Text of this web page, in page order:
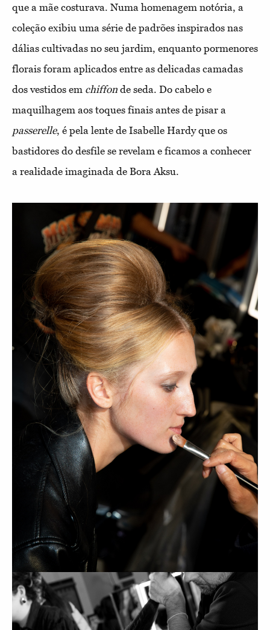
que a mãe costurava. Numa homenagem notória, a
coleção exibiu uma série de padrões inspirados nas
dálias cultivadas no seu jardim, enquanto pormenores
florais foram aplicados entre as delicadas camadas
dos vestidos em chiffon de seda. Do cabelo e
maquilhagem aos toques finais antes de pisar a
passerelle, é pela lente de Isabelle Hardy que os
bastidores do desfile se revelam e ficamos a conhecer
a realidade imaginada de Bora Aksu.